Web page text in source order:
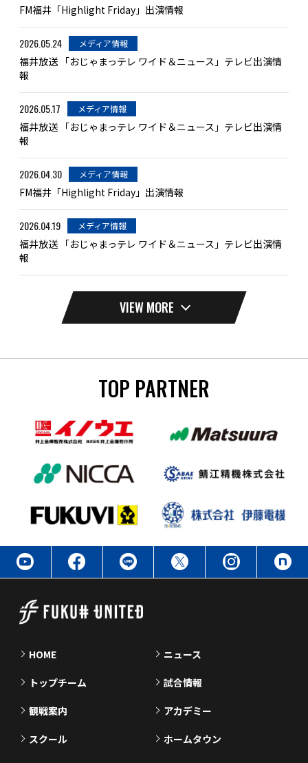
FM福井「Highlight Friday」出演情報
2026.05.24 メディア情報
福井放送 「おじゃまっテレ ワイド＆ニュース」テレビ出演情
報
2026.05.17 メディア情報
福井放送 「おじゃまっテレ ワイド＆ニュース」テレビ出演情
報
2026.04.30 メディア情報
FM福井「Highlight Friday」出演情報
2026.04.19 メディア情報
福井放送 「おじゃまっテレ ワイド＆ニュース」テレビ出演情
報
VIEW MORE
TOP PARTNER
HOME ニュース
トップチーム 試合情報
観戦案内 アカデミー
スクール ホームタウン